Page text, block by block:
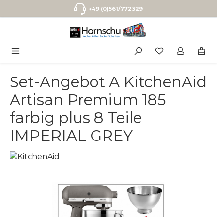
Zum Hauptinhalt springen+49 (0)561/772329
Set-Angebot A KitchenAid
Artisan Premium 185
farbig plus 8 Teile
IMPERIAL GREY
Bildergalerie überspringen